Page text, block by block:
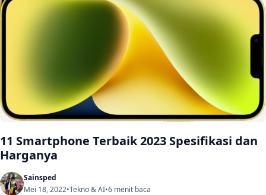
11 Smartphone Terbaik 2023 Spesifikasi dan
Harganya
Sainsped
Mei 18, 2022•Tekno & AI•6 menit baca